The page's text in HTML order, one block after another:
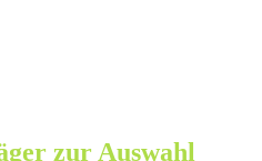
zur Auswahl